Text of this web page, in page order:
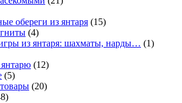
обереги из янтаря (15)
(4)
из янтаря: шахматы, нарды… (1)
(12)
(5)
(20)